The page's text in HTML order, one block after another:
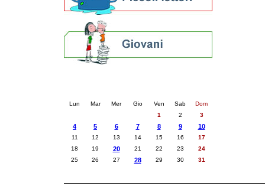
Lun Mar Mer Gio Ven Sab
Dom
1
2 3
4 5 6 7 8 9 10
11 12 13 14 15 16
17
18
19 20 21 22 23
24
25
26 27 28 29 30 31